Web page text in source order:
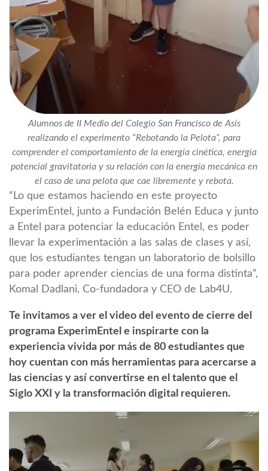
Alumnos de II Medio del Colegio San Francisco de Asís
realizando el experimento “Rebotando la Pelota”, para
comprender el comportamiento de la energía cinética, energía
potencial gravitatoria y su relación con la energía mecánica en
el caso de una pelota que cae libremente y rebota.
“Lo que estamos haciendo en este proyecto
ExperimEntel, junto a Fundación Belén Educa y junto
a Entel para potenciar la educación Entel, es poder
llevar la experimentación a las salas de clases y así,
que los estudiantes tengan un laboratorio de bolsillo
para poder aprender ciencias de una forma distinta”,
Komal Dadlani, Co-fundadora y CEO de Lab4U.
Te invitamos a ver el video del evento de cierre del
programa ExperimEntel e inspirarte con la
experiencia vivida por más de 80 estudiantes que
hoy cuentan con más herramientas para acercarse a
las ciencias y así convertirse en el talento que el
Siglo XXI y la transformación digital requieren.